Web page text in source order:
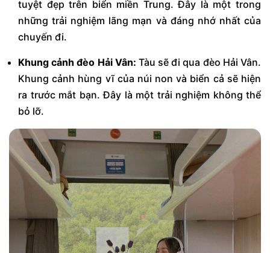
tuyệt đẹp trên biển miền Trung. Đây là một trong
những trải nghiệm lãng mạn và đáng nhớ nhất của
chuyến đi.
Khung cảnh đèo Hải Vân: Tàu sẽ đi qua đèo Hải Vân.
Khung cảnh hùng vĩ của núi non và biển cả sẽ hiện
ra trước mắt bạn. Đây là một trải nghiệm không thể
bỏ lỡ.